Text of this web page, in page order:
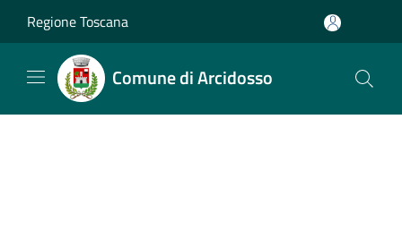
Regione Toscana
Comune di Arcidosso